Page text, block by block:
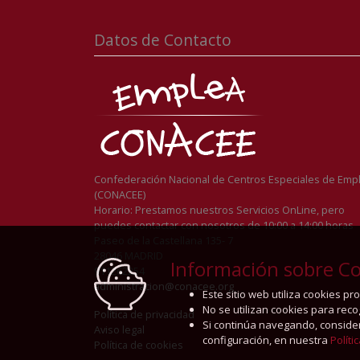
Datos de Contacto
Confederación Nacional de Centros Especiales de
(CONACEE)
Horario: Prestamos nuestros Servicios OnLine, pero
puedes contactar con nosotros de 10:00 a 14:00 horas
28046 MADRID
911262254
administracion@conacee.org
Política de privacidad
Aviso legal
Política de cookies
Información sobre
Este sitio web utiliza cookies
No se utilizan cookies para
Si continúa navegando,
configuración, en nuestra